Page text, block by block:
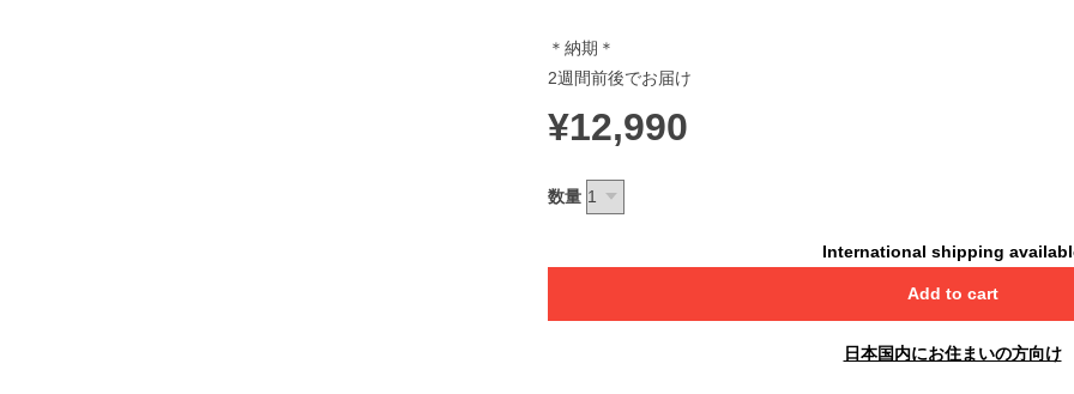
＊納期＊
2週間前後でお届け
¥12,990
数量
International shipping
Add to cart
日本国内にお住まいの方向け